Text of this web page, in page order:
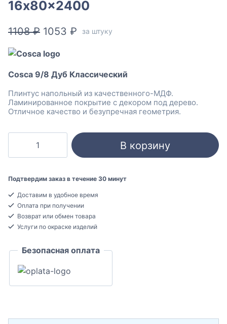
16x80x2400
1108₽ Первоначальная
1108 ₽.
1053 ₽ Текущая
за штуку
Cosca 9/8 Дуб Классический
Плинтус напольный из качественного-МДФ.
Ламинированное покрытие с декором под дерево.
Отличное качество и безупречная геометрия.
9/8
Классический
Плинтус
напольный
16x80x2400
В корзину
Подтвердим заказ в течение 30 минут
Доставим в удобное время
Оплата при получении
Возврат или обмен товара
Услуги по окраске изделий
Безопасная оплата